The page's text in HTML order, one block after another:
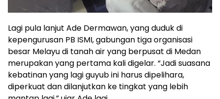
Lagi pula lanjut Ade Dermawan, yang duduk di
kepengurusan PB ISMI, gabungan tiga organisasi
besar Melayu di tanah air yang berpusat di Medan
merupakan yang pertama kali digelar. “Jadi suasana
kebatinan yang lagi guyub ini harus dipelihara,
diperkuat dan dilanjutkan ke tingkat yang lebih